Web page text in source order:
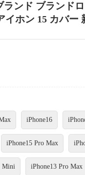
ンド ブランド
ホン 15 カバー
iPhone16
iPhone15 Pro Max
Mini iPhone13 Pro Max